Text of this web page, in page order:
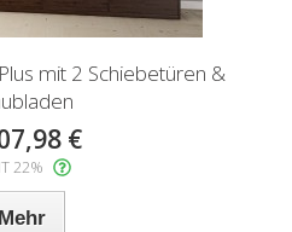
mit 2 Schiebetüren &
€
22%
Mehr